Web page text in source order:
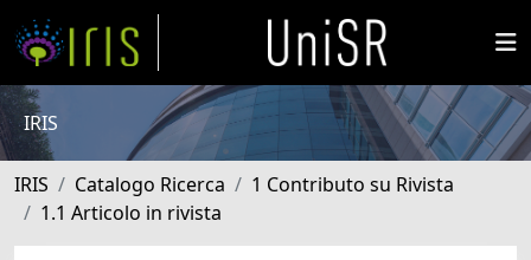
IRIS
IRIS Catalogo Ricerca
1 Contributo su Rivista
1.1 Articolo in rivista